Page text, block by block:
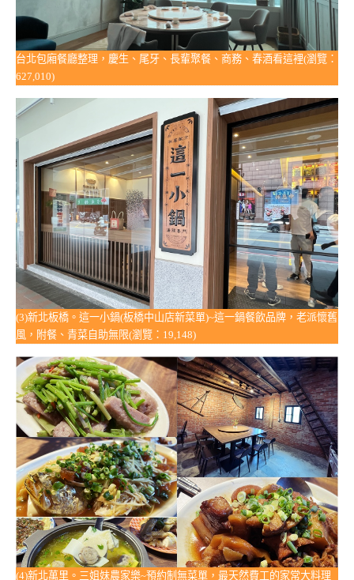
台北包廂餐廳整理，慶生、尾牙、長輩聚餐、商務、春酒看這裡(瀏覽：
627,010)
(3)新北板橋。這一小鍋(板橋中山店新菜單)~這一鍋餐飲品牌，老派懷舊
風，附餐、青菜自助無限(瀏覽：19,148)
(4)新北萬里。三姐妹農家樂~預約制無菜單，最天然費工的家常大料理